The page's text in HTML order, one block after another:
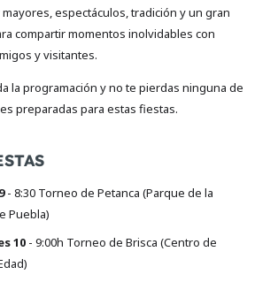
espectáculos, tradición y un gran
compartir momentos inolvidables con
y visitantes.
la programación y no te pierdas ninguna de
preparadas para estas fiestas.
- 8:30 Torneo de Petanca (Parque de la
Puebla)
10 - 9:00h Torneo de Brisca (Centro de